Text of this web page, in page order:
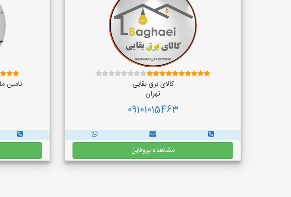
کالای برق بقایی
تهران
09101015463
مشاهده پروفایل
تامین